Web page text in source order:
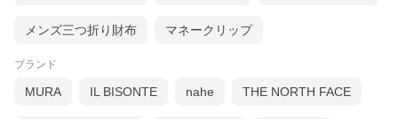
収納箱
お手入れ情報
メンズ三つ折り財布 マネークリップ
ブランド
MURA IL BISONTE nahe THE NORTH FACE